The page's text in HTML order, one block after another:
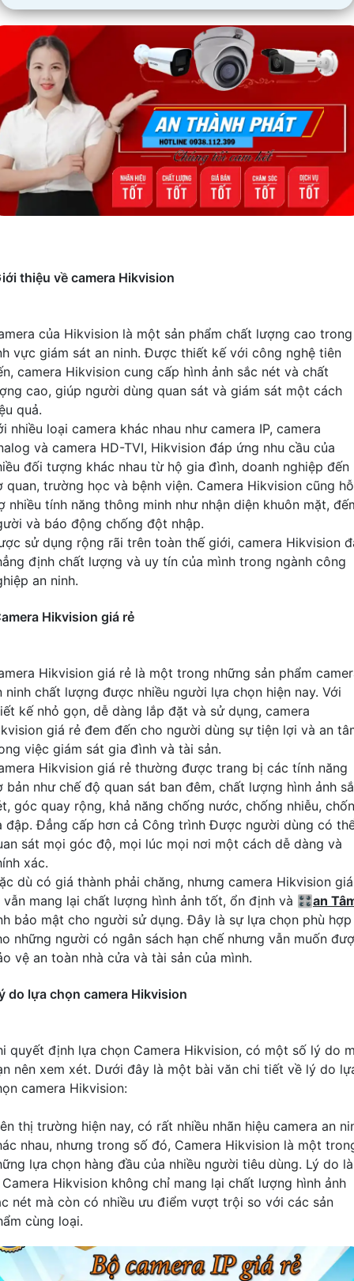
thiệu về camera Hikvision
của Hikvision là một sản phẩm chất lượng cao trong
vực giám sát an ninh. Được thiết kế với công nghệ tiên
camera Hikvision cung cấp hình ảnh sắc nét và chất
cao, giúp người dùng quan sát và giám sát một cách
quả.
nhiều loại camera khác nhau như camera IP, camera
và camera HD-TVI, Hikvision đáp ứng nhu cầu của
đối tượng khác nhau từ hộ gia đình, doanh nghiệp đến
quan, trường học và bệnh viện. Camera Hikvision cũng hỗ
nhiều tính năng thông minh như nhận diện khuôn mặt,
và báo động chống đột nhập.
sử dụng rộng rãi trên toàn thế giới, camera Hikvision
định chất lượng và uy tín của mình trong ngành công
an ninh.
Hikvision giá rẻ
Hikvision giá rẻ là một trong những sản phẩm
ninh chất lượng được nhiều người lựa chọn hiện nay. Với
kế nhỏ gọn, dễ dàng lắp đặt và sử dụng, camera
giá rẻ đem đến cho người dùng sự tiện lợi và an
việc giám sát gia đình và tài sản.
Hikvision giá rẻ thường được trang bị các tính năng
bản như chế độ quan sát ban đêm, chất lượng hình ảnh
góc quay rộng, khả năng chống nước, chống nhiễu,
đập. Đẳng cấp hơn cả Công trình Được người dùng có
sát mọi góc độ, mọi lúc mọi nơi một cách dễ dàng và
xác.
dù có giá thành phải chăng, nhưng camera Hikvision giá
vẫn mang lại chất lượng hình ảnh tốt, ổn định và 🎛an
bảo mật cho người sử dụng. Đây là sự lựa chọn phù hợp
những người có ngân sách hạn chế nhưng vẫn muốn
vệ an toàn nhà cửa và tài sản của mình.
do lựa chọn camera Hikvision
quyết định lựa chọn Camera Hikvision, có một số lý do
nên xem xét. Dưới đây là một bài văn chi tiết về lý do
camera Hikvision:
thị trường hiện nay, có rất nhiều nhãn hiệu camera an
nhau, nhưng trong số đó, Camera Hikvision là một
lựa chọn hàng đầu của nhiều người tiêu dùng. Lý do là
Hikvision không chỉ mang lại chất lượng hình ảnh
nét mà còn có nhiều ưu điểm vượt trội so với các sản
cùng loại.